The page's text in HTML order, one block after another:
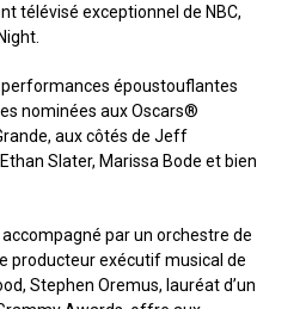
télévisé exceptionnel de NBC,
performances époustouflantes
nominées aux Oscars®
aux côtés de Jeff
Slater, Marissa Bode et bien
par un orchestre de
producteur exécutif musical de
Stephen Oremus, lauréat d’un